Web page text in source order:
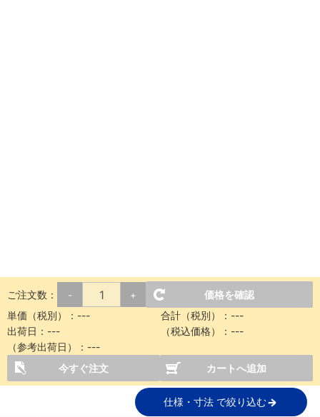
ご注文数： - +
価格を確認
単価（税別）： --- 合計（税別）： ---
出荷日： --- （税込価格）： ---
（参考出荷日）： ---
今すぐ注文
カートへ追加
仕様・寸法 で絞り込む